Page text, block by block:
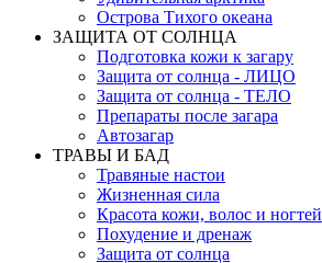
Острова Тихого океана
ЗАЩИТА ОТ СОЛНЦА
Подготовка кожи к загару
Защита от солнца - ЛИЦО
Защита от солнца - ТЕЛО
Препараты после загара
Автозагар
ТРАВЫ И БАД
Травяные настои
Жизненная сила
Красота кожи, волос и ногтей
Похудение и дренаж
Защита от солнца